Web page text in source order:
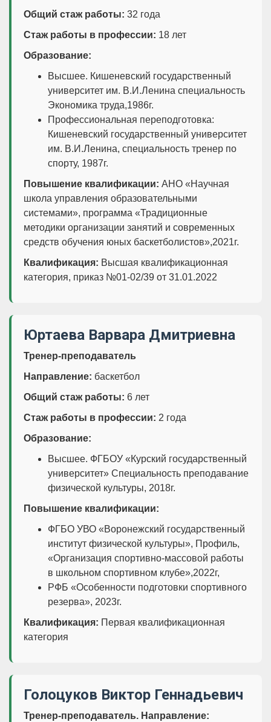
Общий стаж работы: 32 года
Стаж работы в профессии: 18 лет
Образование:
Высшее. Кишеневский государственный
университет им. В.И.Ленина специальность
Экономика труда,1986г.
Профессиональная переподготовка:
Кишеневский государственный университет
им. В.И.Ленина, специальность тренер по
спорту, 1987г.
Повышение квалификации: АНО «Научная
школа управления образовательными
системами», программа «Традиционные
методики организации занятий и современных
средств обучения юных баскетболистов»,2021г.
Квалификация: Высшая квалификационная
категория, приказ №01-02/39 от 31.01.2022
Юртаева Варвара Дмитриевна
Тренер-преподаватель
Направление: баскетбол
Общий стаж работы: 6 лет
Стаж работы в профессии: 2 года
Образование:
Высшее. ФГБОУ «Курский государственный
университет» Специальность преподавание
физической культуры, 2018г.
Повышение квалификации:
ФГБО УВО «Воронежский государственный
институт физической культуры», Профиль,
«Организация спортивно-массовой работы
в школьном спортивном клубе»,2022г,
РФБ «Особенности подготовки спортивного
резерва», 2023г.
Квалификация: Первая квалификационная
категория
Голоцуков Виктор Геннадьевич
Тренер-преподаватель. Направление: